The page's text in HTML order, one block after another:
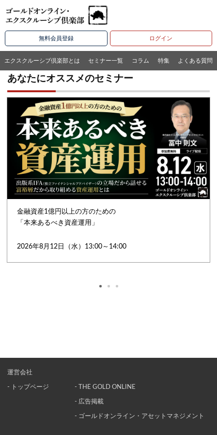
無料会員登録 ログイン
エクスクルーシブ倶楽部とは セミナー一覧 コラム 特集 よくある質問
あなたにオススメのセミナー
金融資産1億円以上の方のための
「本来あるべき資産運用」
2026年8月12日（水）13:00～14:00
運営会社
- トップページ - THE GOLD ONLINE
- 広告掲載
- ゴールドオンライン・アセットマネジメント